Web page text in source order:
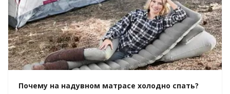
Почему на надувном матрасе холодно спать?